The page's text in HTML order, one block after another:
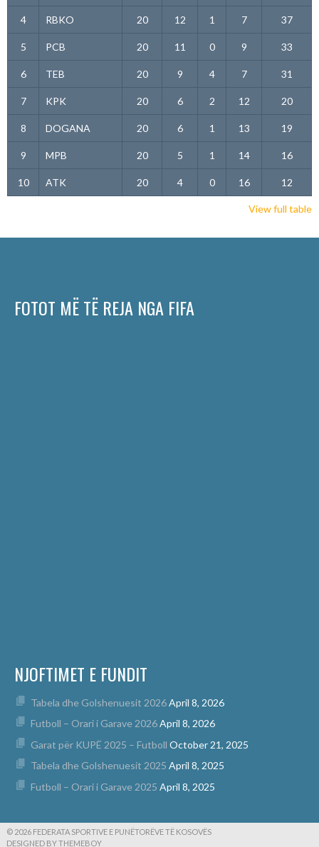
4 RBKO 20 12 1 7 37
5 PCB 20 11 0 9 33
6 TEB 20 9 4 7 31
7 KPK 20 6 2 12 20
8 DOGANA 20 6 1 13 19
9 MPB 20 5 1 14 16
10 ATK 20 4 0 16 12
View full table
FOTOT MË TË REJA NGA FIFA
NJOFTIMET E FUNDIT
Tabela dhe Golshenuesit 2026April 8, 2026
Futboll – Orari i Garave 2026April 8, 2026
Garat për KUPË 2025 – Futboll October 21, 2025
Tabela dhe Golshenuesit 2025 April 8, 2025
Futboll – Orari i Garave 2025 April 8, 2025
© 2026 FEDERATA SPORTIVE E PUNËTORËVE TË KOSOVËS
DESIGNED BY THEMEBOY